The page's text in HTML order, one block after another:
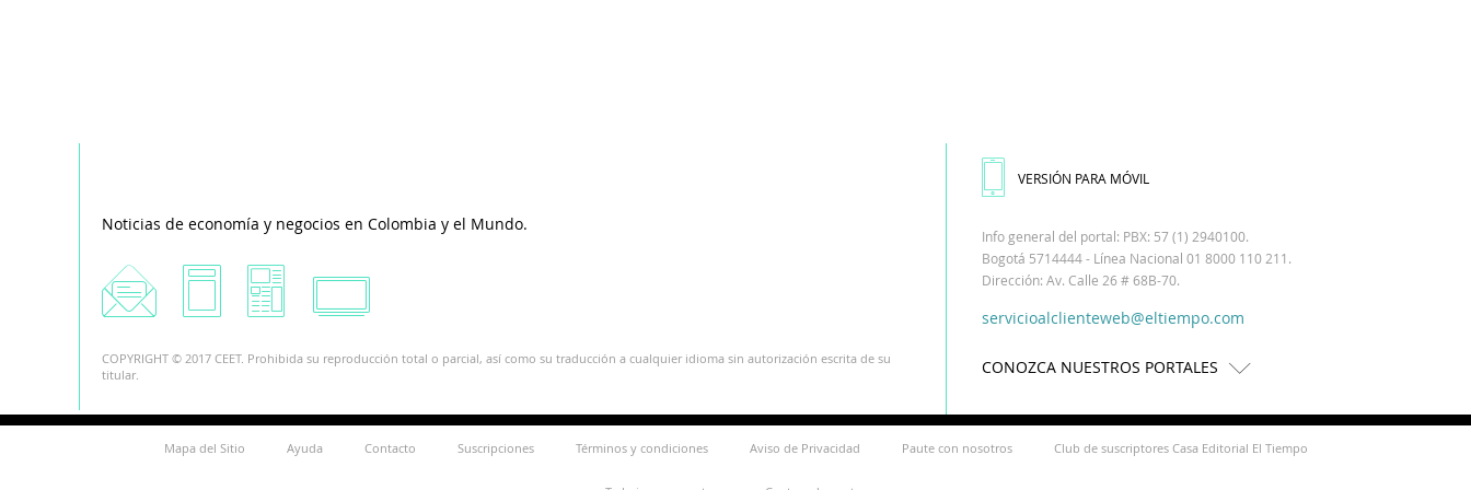
Noticias de economía y negocios en Colombia y el Mundo.
COPYRIGHT © 2017 CEET. Prohibida su reproducción total o parcial, así como su traducción a cualquier idioma sin autorización escrita de su
titular.
VERSIÓN PARA MÓVIL
Info general del portal: PBX: 57 (1) 2940100.
Bogotá 5714444 - Línea Nacional 01 8000 110 211.
Dirección: Av. Calle 26 # 68B-70.
servicioalclienteweb@eltiempo.com
CONOZCA NUESTROS PORTALES
Mapa del Sitio Ayuda Contacto Suscripciones Términos y condiciones Aviso de Privacidad Paute con nosotros Club de suscriptores Casa Editorial El Tiempo